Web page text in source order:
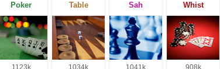
Poker
1123k
Table
1034k
Sah
1041k
Whist
908k